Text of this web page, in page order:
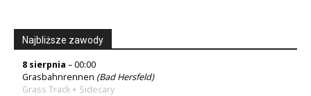
Najbliższe zawody
8 sierpnia – 00:00
Grasbahnrennen (Bad Hersfeld)
Grass Track + Sidecary